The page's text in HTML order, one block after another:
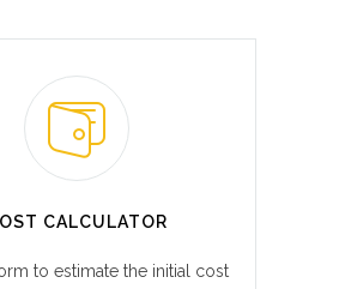
CALCULATOR
to estimate the initial cost